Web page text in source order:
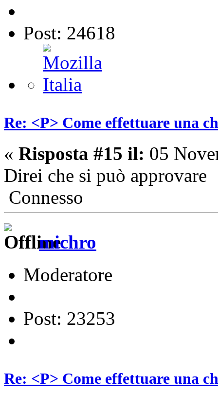
Post: 24618
Re: <P> Come effettuare una
« Risposta #15 il: 05
Direi che si può approvare
Connesso
michro
Moderatore
Post: 23253
Re: <P> Come effettuare una